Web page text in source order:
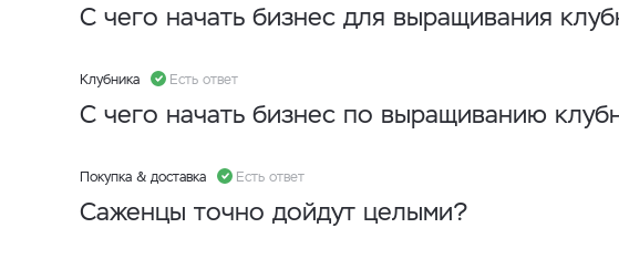
С чего начать бизнес для выращивания
Клубника Есть ответ
С чего начать бизнес по выращиванию
Покупка & доставка Есть ответ
Саженцы точно дойдут целыми?